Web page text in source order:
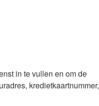
in te vullen en om de
kredietkaartnummer,